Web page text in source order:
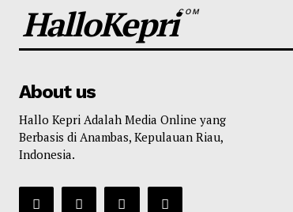
HalloKepriCOM
About us
Hallo Kepri Adalah Media Online yang
Berbasis di Anambas, Kepulauan Riau,
Indonesia.